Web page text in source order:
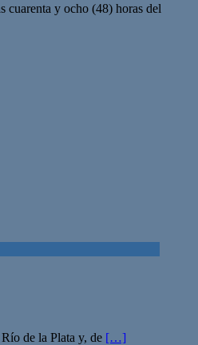
cuarenta y ocho (48) horas del
de la Plata y, de […]